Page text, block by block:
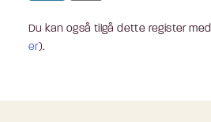
Du kan også tilgå dette register med
er).